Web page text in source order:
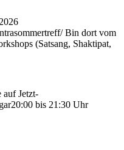
Bin dort vom
(Satsang, Shaktipat,
auf Jetzt-
bis 21:30 Uhr